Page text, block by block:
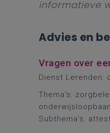
informatieve
Advies en
Vragen over
Dienst
Thema's:
Subthema's: